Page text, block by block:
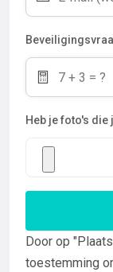
Heb je foto's die
Door op
toestemming